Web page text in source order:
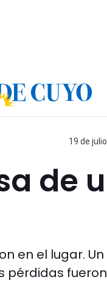
19 de
de
en el lugar.
pérdidas